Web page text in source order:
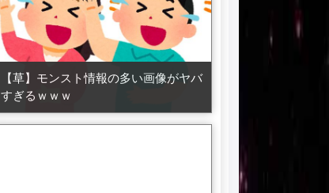
【草】モンスト情報の多い画像がヤバ
すぎるｗｗｗ